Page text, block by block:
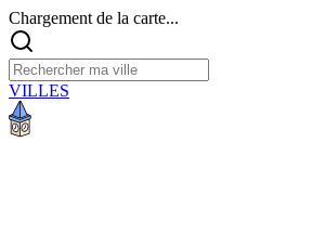
Chargement de la carte...
VILLES